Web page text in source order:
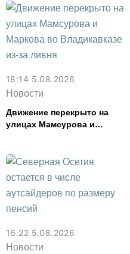
18:14 5.08.2026
Новости
Движение перекрыто на
улицах Мамсурова и
16:22 5.08.2026
Новости